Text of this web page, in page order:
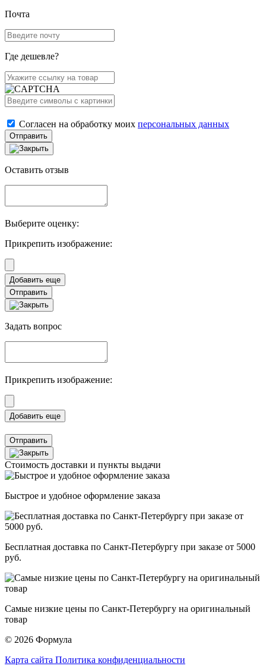
Почта
Где дешевле?
Согласен на обработку моих персональных данных
Отправить
Оставить отзыв
Выберите оценку:
Прикрепить изображение:
Отправить
Задать вопрос
Прикрепить изображение:
Отправить
Стоимость доставки и пункты выдачи
Быстрое и удобное оформление заказа
Бесплатная доставка по Санкт-Петербургу при заказе от 5000
руб.
Самые низкие цены по Санкт-Петербургу на оригинальный
товар
© 2026 Формула
Карта сайта Политика конфиденциальности